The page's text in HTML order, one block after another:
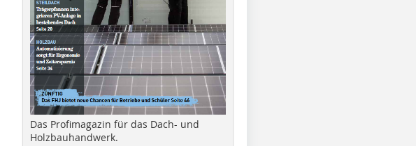
Das Profimagazin für das Dach- und
Holzbauhandwerk.